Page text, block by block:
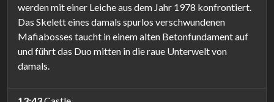
werden mit einer Leiche aus dem Jahr 1978 konfrontiert.
Das Skelett eines damals spurlos verschwundenen
Mafiabosses taucht in einem alten Betonfundament auf
und führt das Duo mitten in die raue Unterwelt von
damals.